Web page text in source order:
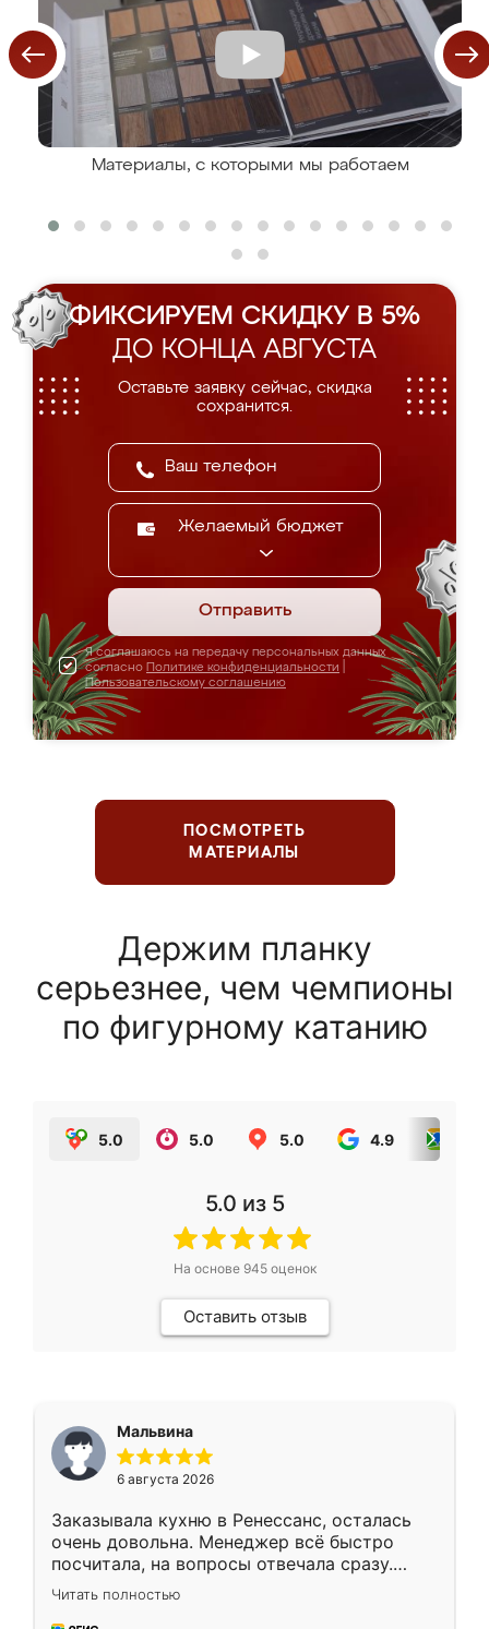
Материалы, с которыми мы работаем
ФИКСИРУЕМ СКИДКУ В 5%
ДО КОНЦА АВГУСТА
Оставьте заявку сейчас, скидка
сохранится.
Желаемый бюджет
Отправить
Я соглашаюсь на передачу персональных данных
согласно Политике конфиденциальности
Пользовательскому соглашению
ПОСМОТРЕТЬ
МАТЕРИАЛЫ
Держим планку
серьезнее, чем чемпионы
по фигурному катанию
5.0 5.0 5.0 4.9
5.0 из 5
На основе 945оценок
Оставить отзыв
Мальвина
6 августа 2026
Заказывала кухню в Ренессанс, осталась
очень довольна. Менеджер всё быстро
посчитала, на вопросы отвечала сразу.
Замерщик приехал в субботу, подошёл к
делу со всей ответственностью. Собрали
Читать полностью